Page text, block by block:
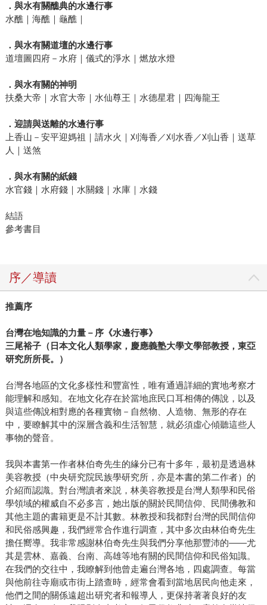
．與水有關醮典的水邊行事
水醮｜海醮｜龜醮｜
．與水有關道壇的水邊行事
道壇圖四府－水府｜儀式的淨水｜燃放水燈
．與水有關的神明
扶桑大帝｜水官大帝｜水仙尊王｜水德星君｜四海龍王
．迎請與送離的水邊行事
上香山－安平迎媽祖｜請水火｜刈海香／刈水香／刈山香｜送草
人｜送煞
．與水有關的紙錢
水官錢｜水府錢｜水關錢｜水庫｜水錢
結語
參考書目
序／導讀
推薦序
台灣在地知識的力量－序《水邊行事》
三尾裕子（日本文化人類學家，慶應義塾大學文學部教授，東亞
研究所所長。）
台灣各地區的文化多樣性和豐富性，唯有通過詳細的實地考察才
能理解和感知。在地文化存在於當地庶民口耳相傳的傳說，以及
與這些傳說相對應的各種實物－自然物、人造物、無形的存在
中，要瞭解其中的深層含義和生活智慧，就必須虛心傾聽這些人
事物的聲音。
我與本書第一作者林伯奇先生的緣分已有十多年，最初是透過林
美容教授（中央研究院民族學研究所，亦是本書的第二作者）的
介紹而認識。對台灣讀者來説，林美容教授是台灣人類學和民俗
學領域的權威自不必多言，她出版的關於民間信仰、民間佛教和
其他主題的書籍更是不計其數。林教授和我都對台灣的民間信仰
和民俗感興趣，我們經常合作進行調查，其中多次由林伯奇先生
擔任嚮導。我非常感謝林伯奇先生與我們分享他那豐沛的——尤
其是雲林、嘉義、台南、高雄等地有關的民間信仰和民俗知識。
在我們的交往中，我瞭解到他曾走遍台灣各地，四處調查。每當
與他前往寺廟或市街上踏查時，經常會看到當地居民向他走來，
他們之間的關係遠超出研究者和報導人，更保持著著良好的友